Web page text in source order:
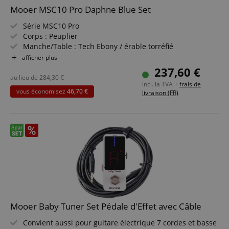
Mooer MSC10 Pro Daphne Blue Set
Série MSC10 Pro
Corps : Peuplier
Manche/Table : Tech Ebony / érable torréfié
Micros : 2x MSC-1 Single Coil, 1x MHB-1 Humbucker
Couleur & Finition : Daphne Blue, Brillant
Housse incluse
Pack économique incluant ampli guitare, méthode,
afficher plus
237,60 €
incl. la TVA + frais de
livraison (FR)
au lieu de 284,30 €
vous économisez 46,70 €
Mooer Baby Tuner Set Pédale d'Effet avec Câble
Convient aussi pour guitare électrique 7 cordes et basse
Les cookies strictement nécessaires permettent des
fonctionnalités de base du site Web telles que la
connexion des utilisateurs et la gestion des
comptes. Le site Web ne peut pas être utilisé
correctement sans les cookies strictement
nécessaires.
Nom
Fournisseur /
Domaine
CookieScriptConsent
CookieScript